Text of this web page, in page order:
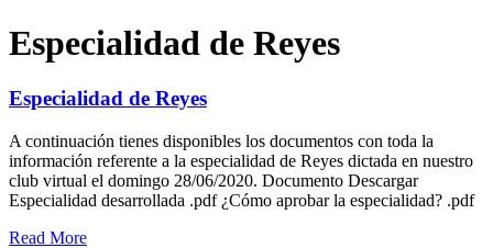
Especialidad de Reyes
Especialidad de Reyes
A continuación tienes disponibles los documentos con toda la
información referente a la especialidad de Reyes dictada en nuestro
club virtual el domingo 28/06/2020. Documento Descargar
Especialidad desarrollada .pdf ¿Cómo aprobar la especialidad? .pdf
Read More